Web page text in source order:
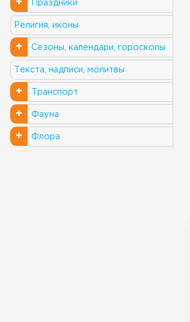
+ Праздники
Религия, иконы
+ Сезоны, календари, гороскопы
Текста, надписи, молитвы
+ Транспорт
+ Фауна
+ Флора